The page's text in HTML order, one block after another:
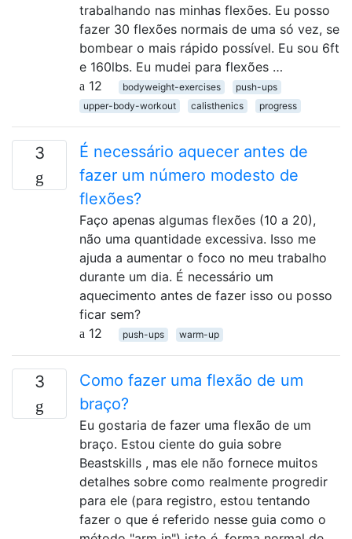
trabalhando nas minhas flexões. Eu posso
fazer 30 flexões normais de uma só vez, se
bombear o mais rápido possível. Eu sou 6ft
e 160lbs. Eu mudei para flexões …
12
bodyweight-exercises
push-ups
upper-body-workout
calisthenics progress
3
É necessário aquecer antes de
fazer um número modesto de
flexões?
Faço apenas algumas flexões (10 a 20),
não uma quantidade excessiva. Isso me
ajuda a aumentar o foco no meu trabalho
durante um dia. É necessário um
aquecimento antes de fazer isso ou posso
ficar sem?
12
push-ups warm-up
3
Como fazer uma flexão de um
braço?
Eu gostaria de fazer uma flexão de um
braço. Estou ciente do guia sobre
Beastskills , mas ele não fornece muitos
detalhes sobre como realmente progredir
para ele (para registro, estou tentando
fazer o que é referido nesse guia como o